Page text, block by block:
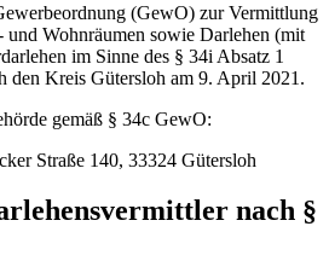
(GewO) zur Vermittlung
Wohnräumen sowie Darlehen (mit
im Sinne des § 34i Absatz 1
den Kreis Gütersloh am 9. April 2021.
gemäß § 34c GewO:
Straße 140, 33324 Gütersloh
nach §